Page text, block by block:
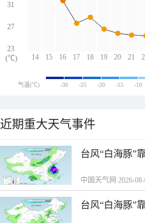
14 15 16 17 18 19 20 21
31
27
23
(℃)
气温(℃) -30 -25 -20 -15 -10
近期重大天气事件
台风“白海豚”
中国天气网 2026-
台风“白海豚”